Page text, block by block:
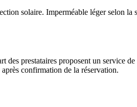
solaire. Imperméable léger selon
prestataires proposent un service
confirmation de la réservation.